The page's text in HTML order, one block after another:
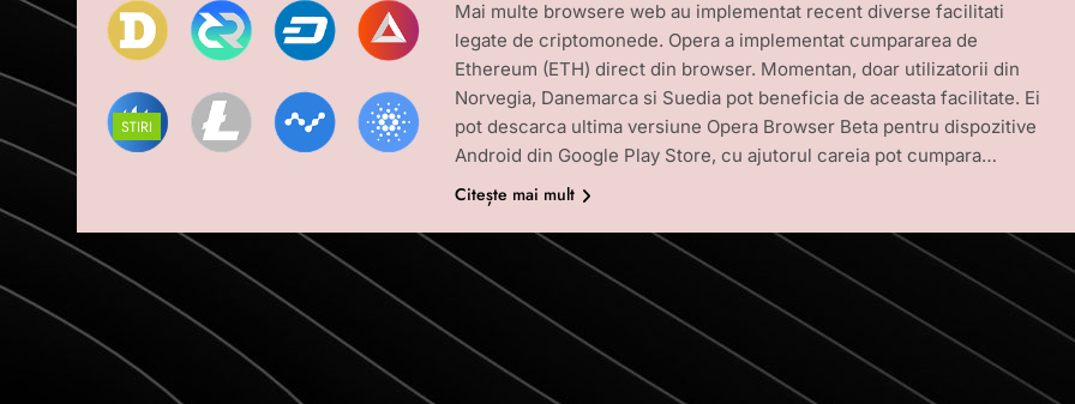
STIRI
Mai multe browsere web au implementat recent diverse facilitati
legate de criptomonede. Opera a implementat cumpararea de
Ethereum (ETH) direct din browser. Momentan, doar utilizatorii din
Norvegia, Danemarca si Suedia pot beneficia de aceasta facilitate. Ei
pot descarca ultima versiune Opera Browser Beta pentru dispozitive
Android din Google Play Store, cu ajutorul careia pot cumpara…
Citește mai mult